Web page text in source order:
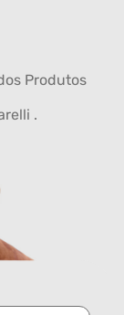
Produtos
.